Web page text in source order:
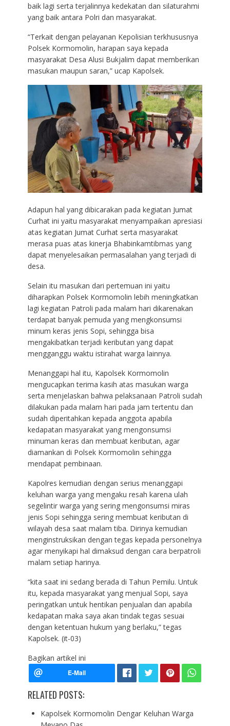
baik lagi serta terjalinnya kedekatan dan silaturahmi
yang baik antara Polri dan masyarakat.
“Terkait dengan pelayanan Kepolisian terkhususnya
Polsek Kormomolin, harapan saya kepada
masyarakat Desa Alusi Bukjalim dapat memberikan
masukan maupun saran,” ucap Kapolsek.
Adapun hal yang dibicarakan pada kegiatan Jumat
Curhat ini yaitu masyarakat menyampaikan apresiasi
atas kegiatan Jumat Curhat serta masyarakat
merasa puas atas kinerja Bhabinkamtibmas yang
dapat menyelesaikan permasalahan yang terjadi di
desa.
Selain itu masukan dari pertemuan ini yaitu
diharapkan Polsek Kormomolin lebih meningkatkan
lagi kegiatan Patroli pada malam hari dikarenakan
terdapat banyak pemuda yang mengkonsumsi
minum keras jenis Sopi, sehingga bisa
mengakibatkan terjadi keributan yang dapat
mengganggu waktu istirahat warga lainnya.
Menanggapi hal itu, Kapolsek Kormomolin
mengucapkan terima kasih atas masukan warga
serta menjelaskan bahwa pelaksanaan Patroli sudah
dilakukan pada malam hari pada jam tertentu dan
sudah diperitahkan kepada anggota apabila
kedapatan masyarakat yang mengonsumsi
minuman keras dan membuat keributan, agar
diamankan di Polsek Kormomolin sehingga
mendapat pembinaan.
Kapolres kemudian dengan serius menanggapi
keluhan warga yang mengaku resah karena ulah
segelintir warga yang sering mengonsumsi miras
jenis Sopi sehingga sering membuat keributan di
wilayah desa saat malam tiba. Dirinya kemudian
menginstruksikan dengan tegas kepada personelnya
agar menyikapi hal dimaksud dengan cara berpatroli
malam setiap harinya.
“kita saat ini sedang berada di Tahun Pemilu. Untuk
itu, kepada masyarakat yang menjual Sopi, saya
peringatkan untuk hentikan penjualan dan apabila
kedapatan maka saya akan tindak tegas sesuai
dengan ketentuan hukum yang berlaku,” tegas
Kapolsek. (it-03)
Bagikan artikel ini
RELATED POSTS:
Kapolsek Kormomolin Dengar Keluhan Warga